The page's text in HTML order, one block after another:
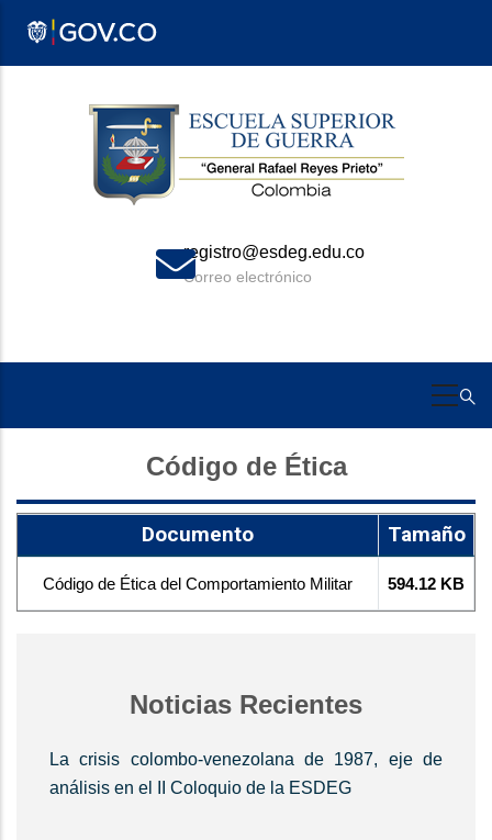
registro@esdeg.edu.co
Correo electrónico
Código de Ética
Documento Tamaño
Código de Ética del Comportamiento Militar 594.12 KB
Noticias Recientes
La crisis colombo-venezolana de 1987, eje de
análisis en el II Coloquio de la ESDEG